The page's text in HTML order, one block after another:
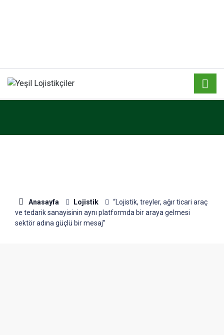
Anasayfa Lojistik
“Lojistik, treyler, ağır ticari araç
ve tedarik sanayisinin aynı platformda bir araya gelmesi
sektör adına güçlü bir mesaj”